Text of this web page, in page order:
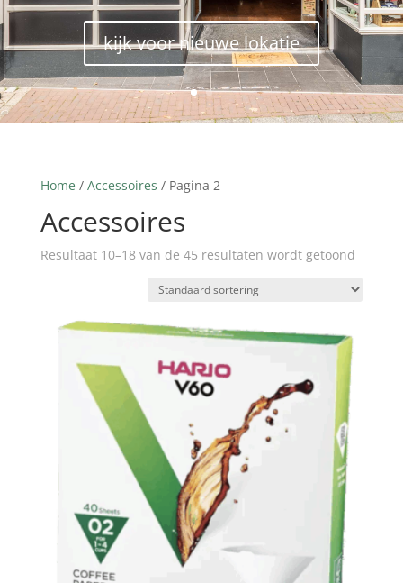
kijk voor nieuwe lokatie
Home / Accessoires / Pagina 2
Accessoires
Resultaat 10–18 van de 45 resultaten wordt getoond